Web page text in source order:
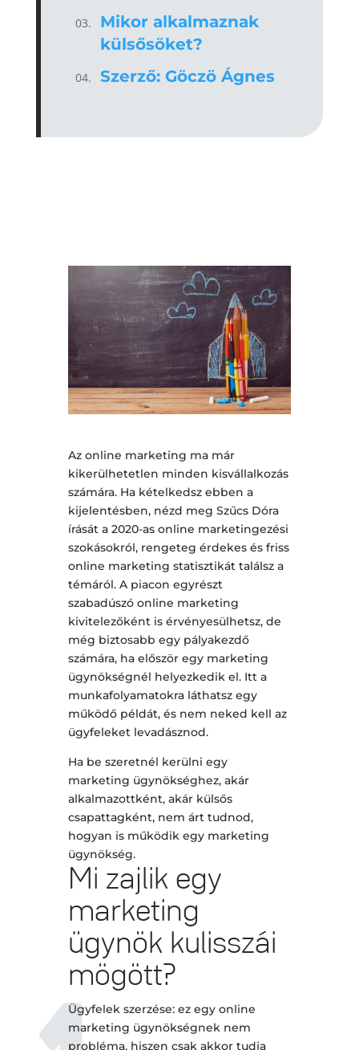
Mikor alkalmaznak
külsősöket?
Szerző: Göczö Ágnes
Az online marketing ma már
kikerülhetetlen minden kisvállalkozás
számára. Ha kételkedsz ebben a
kijelentésben, nézd meg Szűcs Dóra
írását a 2020-as online marketingezési
szokásokról, rengeteg érdekes és friss
online marketing statisztikát találsz a
témáról. A piacon egyrészt
szabadúszó online marketing
kivitelezőként is érvényesülhetsz, de
még biztosabb egy pályakezdő
számára, ha először egy marketing
ügynökségnél helyezkedik el. Itt a
munkafolyamatokra láthatsz egy
működő példát, és nem neked kell az
ügyfeleket levadásznod.
Ha be szeretnél kerülni egy
marketing ügynökséghez, akár
alkalmazottként, akár külsős
csapattagként, nem árt tudnod,
hogyan is működik egy marketing
ügynökség.
Mi zajlik egy
marketing
ügynök kulisszái
mögött?
Ügyfelek szerzése: ez egy online
marketing ügynökségnek nem
probléma, hiszen csak akkor tudja